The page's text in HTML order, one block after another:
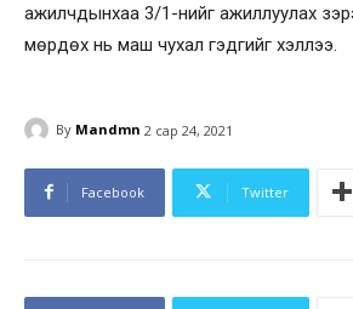
ажилчдынхаа 3/1-нийг ажиллуулах
мөрдөх нь маш чухал гэдгийг хэллээ.
By Mandmn 2 сар 24, 2021
Facebook Twitter